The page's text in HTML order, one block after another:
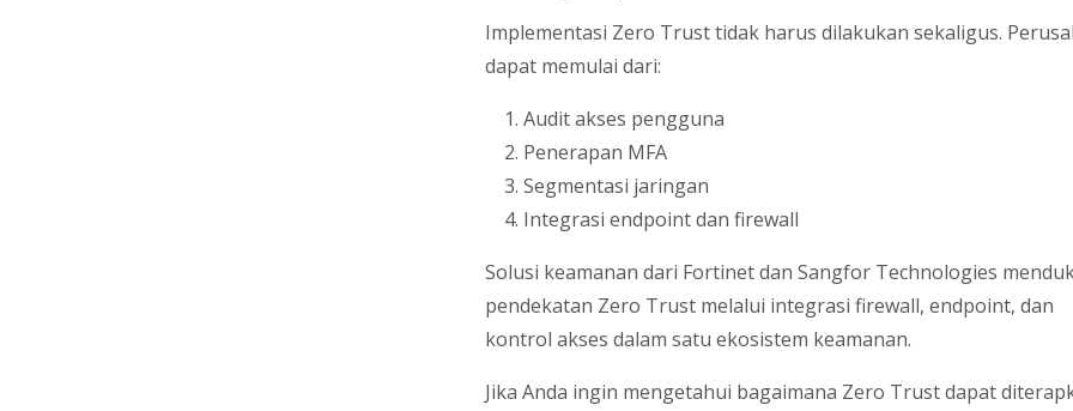
Implementasi Zero Trust tidak harus dilakukan sekaligus.
dapat memulai dari:
Audit akses pengguna
Penerapan MFA
Segmentasi jaringan
Integrasi endpoint dan firewall
Solusi keamanan dari Fortinet dan Sangfor Technologies
pendekatan Zero Trust melalui integrasi firewall, endpoint, dan
kontrol akses dalam satu ekosistem keamanan.
Jika Anda ingin mengetahui bagaimana Zero Trust dapat